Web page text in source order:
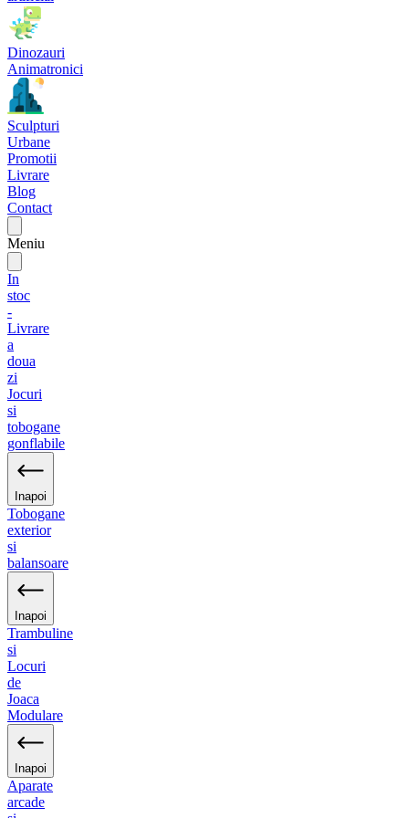
Dinozauri
Animatronici
Sculpturi
Urbane
Promotii
Livrare
Blog
Contact
Meniu
In
stoc
-
Livrare
a
doua
zi
Jocuri
si
tobogane
gonflabile
Inapoi
Tobogane
exterior
si
balansoare
Inapoi
Trambuline
si
Locuri
de
Joaca
Modulare
Inapoi
Aparate
arcade